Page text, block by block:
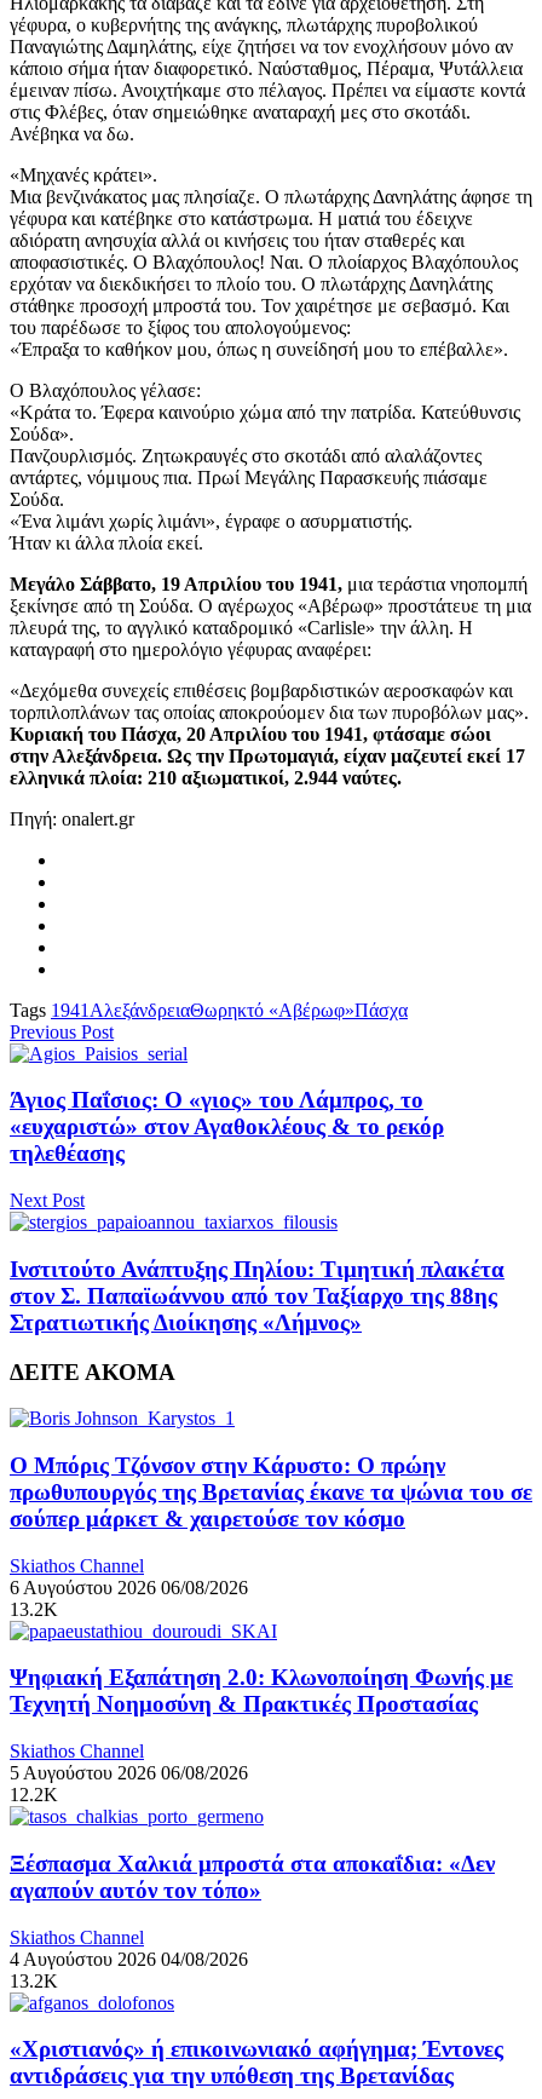
γέφυρα, ο κυβερνήτης της ανάγκης, πλωτάρχης πυροβολικού
Παναγιώτης Δαμηλάτης, είχε ζητήσει να τον ενοχλήσουν μόνο αν
κάποιο σήμα ήταν διαφορετικό. Ναύσταθμος, Πέραμα, Ψυτάλλεια
έμειναν πίσω. Ανοιχτήκαμε στο πέλαγος. Πρέπει να είμαστε κοντά
στις Φλέβες, όταν σημειώθηκε αναταραχή μες στο σκοτάδι.
Ανέβηκα να δω.
«Μηχανές κράτει».
Μια βενζινάκατος μας πλησίαζε. Ο πλωτάρχης Δανηλάτης άφησε τη
γέφυρα και κατέβηκε στο κατάστρωμα. Η ματιά του έδειχνε
αδιόρατη ανησυχία αλλά οι κινήσεις του ήταν σταθερές και
αποφασιστικές. Ο Βλαχόπουλος! Ναι. Ο πλοίαρχος Βλαχόπουλος
ερχόταν να διεκδικήσει το πλοίο του. Ο πλωτάρχης Δανηλάτης
στάθηκε προσοχή μπροστά του. Τον χαιρέτησε με σεβασμό. Και
του παρέδωσε το ξίφος του απολογούμενος:
«Έπραξα το καθήκον μου, όπως η συνείδησή μου το επέβαλλε».
Ο Βλαχόπουλος γέλασε:
«Κράτα το. Έφερα καινούριο χώμα από την πατρίδα. Κατεύθυνσις
Σούδα».
Πανζουρλισμός. Ζητωκραυγές στο σκοτάδι από αλαλάζοντες
αντάρτες, νόμιμους πια. Πρωί Μεγάλης Παρασκευής πιάσαμε
Σούδα.
«Ένα λιμάνι χωρίς λιμάνι», έγραφε ο ασυρματιστής.
Ήταν κι άλλα πλοία εκεί.
Μεγάλο Σάββατο, 19 Απριλίου του 1941, μια τεράστια νηοπομπή
ξεκίνησε από τη Σούδα. Ο αγέρωχος «Αβέρωφ» προστάτευε τη μια
πλευρά της, το αγγλικό καταδρομικό «Carlisle» την άλλη. Η
καταγραφή στο ημερολόγιο γέφυρας αναφέρει:
«Δεχόμεθα συνεχείς επιθέσεις βομβαρδιστικών αεροσκαφών και
τορπιλοπλάνων τας οποίας αποκρούομεν δια των πυροβόλων μας».
Κυριακή του Πάσχα, 20 Απριλίου του 1941, φτάσαμε σώοι
στην Αλεξάνδρεια. Ως την Πρωτομαγιά, είχαν μαζευτεί εκεί 17
ελληνικά πλοία: 210 αξιωματικοί, 2.944 ναύτες.
Πηγή: onalert.gr
Tags 1941 ΑλεξάνδρειαΘωρηκτό «Αβέρωφ»Πάσχα
Previous Post
Άγιος Παΐσιος: Ο «γιος» του Λάμπρος, το
«ευχαριστώ» στον Αγαθοκλέους & το ρεκόρ
τηλεθέασης
Next Post
Ινστιτούτο Ανάπτυξης Πηλίου: Τιμητική πλακέτα
στον Σ. Παπαϊωάννου από τον Ταξίαρχο της 88ης
Στρατιωτικής Διοίκησης «Λήμνος»
ΔΕΙΤΕ ΑΚΟΜΑ
Ο Μπόρις Τζόνσον στην Κάρυστο: Ο πρώην
πρωθυπουργός της Βρετανίας έκανε τα ψώνια του σε
σούπερ μάρκετ & χαιρετούσε τον κόσμο
Skiathos Channel
6 Αυγούστου 2026 06/08/2026
13.2K
Ψηφιακή Εξαπάτηση 2.0: Κλωνοποίηση Φωνής με
Τεχνητή Νοημοσύνη & Πρακτικές Προστασίας
Skiathos Channel
5 Αυγούστου 2026 06/08/2026
12.2K
Ξέσπασμα Χαλκιά μπροστά στα αποκαΐδια: «Δεν
αγαπούν αυτόν τον τόπο»
Skiathos Channel
4 Αυγούστου 2026 04/08/2026
13.2K
«Χριστιανός» ή επικοινωνιακό αφήγημα; Έντονες
αντιδράσεις για την υπόθεση της Βρετανίδας